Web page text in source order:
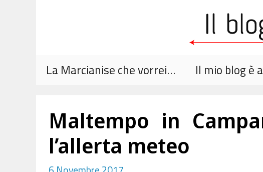
La Marcianise che vorrei… Il mio blog è
Maltempo in
l’allerta meteo